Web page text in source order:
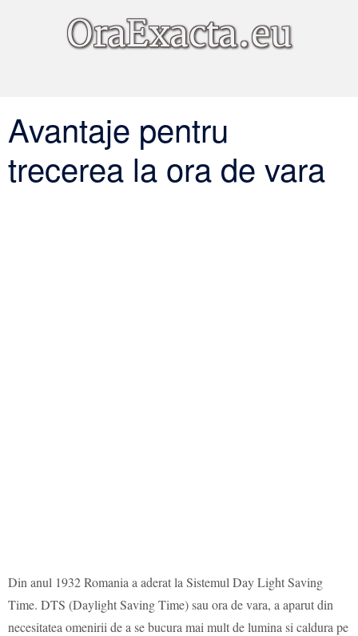
Avantaje pentru
trecerea la ora de vara
Din anul 1932 Romania a aderat la Sistemul Day Light Saving
Time. DTS (Daylight Saving Time) sau ora de vara, a aparut din
necesitatea omenirii de a se bucura mai mult de lumina si caldura pe